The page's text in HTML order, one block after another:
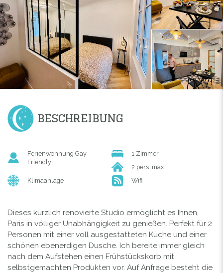
BESCHREIBUNG
Ferienwohnung Gay-
Friendly
1 Zimmer
2 pers. max
Klimaanlage
Wifi
Dieses kürzlich renovierte Studio ermöglicht es Ihnen,
Paris in völliger Unabhängigkeit zu genießen. Perfekt für 2
Personen mit einer voll ausgestatteten Küche und einer
schönen ebenerdigen Dusche. Ich bereite immer gleich
nach dem Aufstehen einen Frühstückskorb mit
selbstgemachten Produkten vor. Auf Anfrage besteht die